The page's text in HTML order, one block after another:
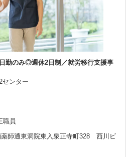
勤のみ◎週休2日制／就労移行支援事
センター
職員
師通東洞院東入泉正寺町328 西川ビ